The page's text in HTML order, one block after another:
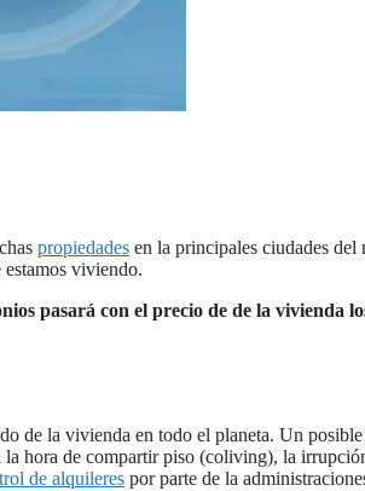
propiedades en la principales ciudades del
viviendo.
pasará con el precio de de la vivienda
de la vivienda en todo el planeta. Un posible
la hora de compartir piso (coliving), la
de alquileres por parte de la